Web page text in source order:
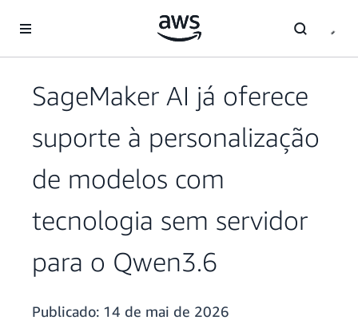
Pular para o conteúdo principal
SageMaker AI já oferece
suporte à personalização
de modelos com
tecnologia sem servidor
para o Qwen3.6
Publicado: 14 de mai de 2026